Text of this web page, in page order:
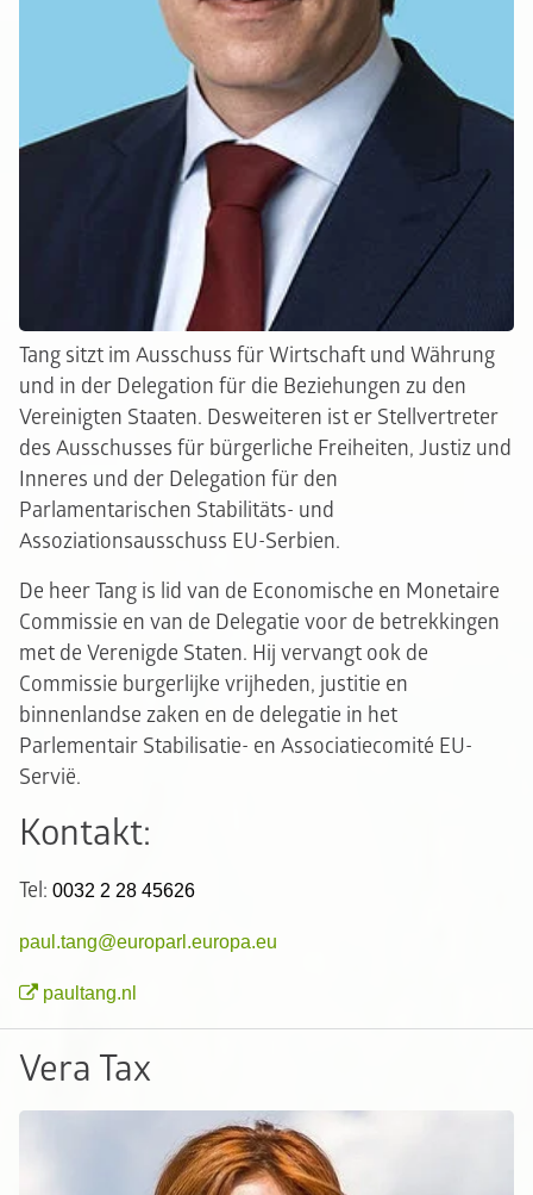
Tang sitzt im Ausschuss für Wirtschaft und Währung
und in der Delegation für die Beziehungen zu den
Vereinigten Staaten. Desweiteren ist er Stellvertreter
des Ausschusses für bürgerliche Freiheiten, Justiz und
Inneres und der Delegation für den
Parlamentarischen Stabilitäts- und
Assoziationsausschuss EU-Serbien.
De heer Tang is lid van de Economische en Monetaire
Commissie en van de Delegatie voor de betrekkingen
met de Verenigde Staten. Hij vervangt ook de
Commissie burgerlijke vrijheden, justitie en
binnenlandse zaken en de delegatie in het
Parlementair Stabilisatie- en Associatiecomité EU-
Servië.
Kontakt:
Tel: 0032 2 28 45626
paul.tang@europarl.europa.eu
paultang.nl
Vera Tax